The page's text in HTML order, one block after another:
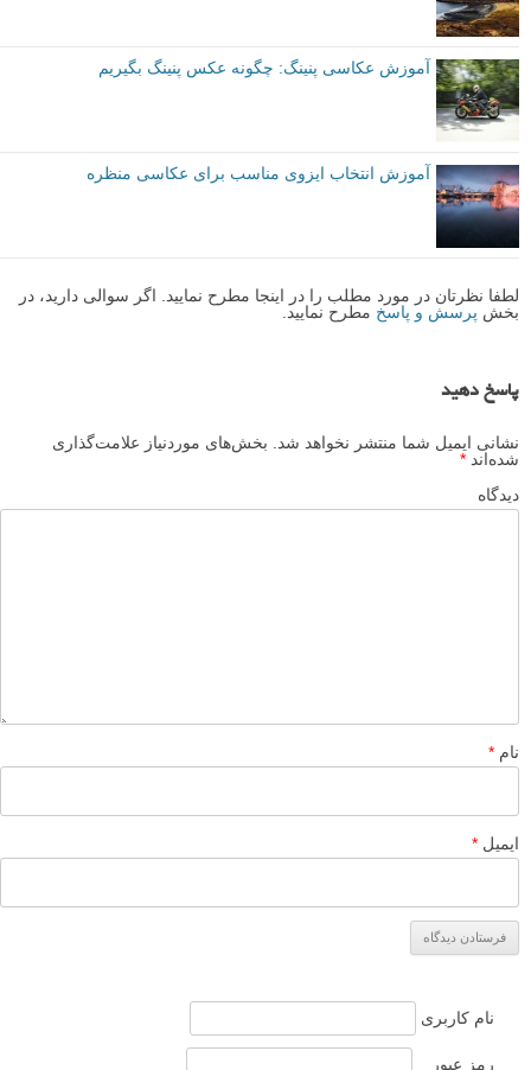
آموزش عکاسی پنینگ: چگونه عکس پنینگ بگیریم
آموزش انتخاب ایزوی مناسب برای عکاسی منظره
لطفا نظرتان در مورد مطلب را در اینجا مطرح نمایید. اگر سوالی دارید، در
بخش پرسش و پاسخ مطرح نمایید.
پاسخ دهید
نشانی ایمیل شما منتشر نخواهد شد.
بخش‌های موردنیاز علامت‌گذاری
شده‌اند *
دیدگاه
نام *
ایمیل *
نام کاربری
رمز عبور